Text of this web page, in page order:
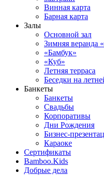
Винная карта
Барная карта
Залы
Основной зал
Зимняя веранда
«Бамбук»
«Куб»
Летняя терраса
Беседки на
Банкеты
Банкеты
Свадьбы
Корпоративы
Дни Рождения
Бизнес-
Караоке
Сертификаты
Bamboo.Kids
Добрые дела